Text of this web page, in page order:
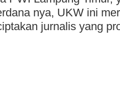
nya, UKW ini
jurnalis yang